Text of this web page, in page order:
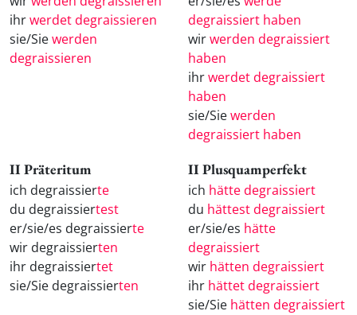
ihrwerdet degraissieren
sie/Siewerden
degraissieren
degraissiert haben
wirwerden degraissiert
haben
ihrwerdet degraissiert
haben
sie/Siewerden
degraissiert haben
II Präteritum
ich degraissierte
du degraissiertest
er/sie/es degraissierte
wir degraissierten
ihr degraissiertet
sie/Sie degraissierten
II Plusquamperfekt
ich hätte degraissiert
du hättest degraissiert
er/sie/es hätte
degraissiert
wir hätten degraissiert
ihr hättet degraissiert
sie/Sie hätten degraissiert